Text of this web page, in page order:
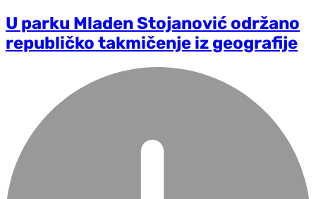
U parku Mladen Stojanović održano
republičko takmičenje iz geografije